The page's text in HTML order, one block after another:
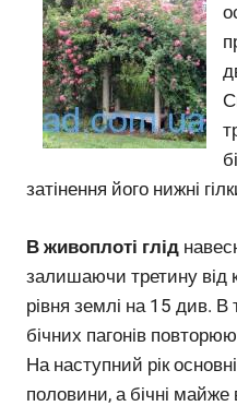
затінення його нижні
В живоплоті глід
залишаючи третину від
рівня землі на 15 див. В
бічних пагонів
На наступний рік
половини, а бічні